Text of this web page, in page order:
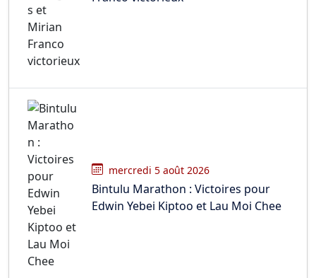
mercredi 5 août 2026
Bintulu Marathon : Victoires pour
Edwin Yebei Kiptoo et Lau Moi Chee